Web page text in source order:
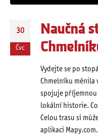
30
Čvc
Naučná
Vydejte se po
Chmelníku měnila
spojuje příjemnou
lokální historie.
Celou trasu si
aplikaci